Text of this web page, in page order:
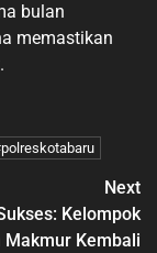
bulan
memastikan
Next
Kelompok
Makmur Kembali